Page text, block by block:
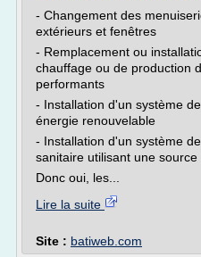
- Changement des
extérieurs et fenêtres
- Remplacement ou
chauffage ou de production
performants
- Installation d'un système
énergie renouvelable
- Installation d'un système
sanitaire utilisant une
Donc oui, les...
Lire la suite
Site : batiweb.com